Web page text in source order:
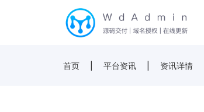
首页 平台资讯 资讯详情